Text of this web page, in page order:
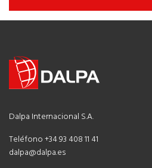
Dalpa Internacional S.A.
Teléfono +34 93 408 11 41
dalpa@dalpa.es